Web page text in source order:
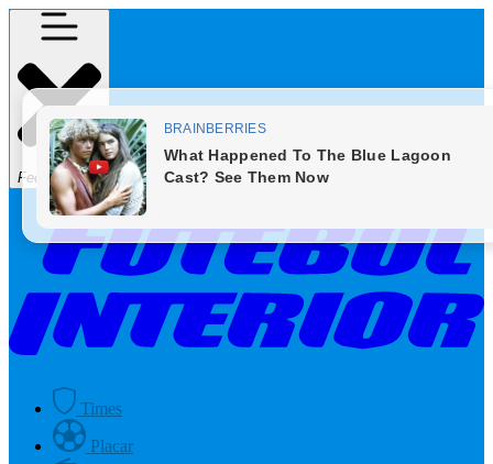
Fechar Menu
Times
Placar